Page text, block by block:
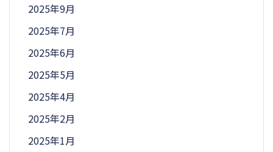
2025年9月
2025年7月
2025年6月
2025年5月
2025年4月
2025年2月
2025年1月